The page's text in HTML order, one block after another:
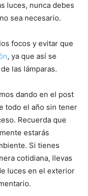
luces, nunca debes
sea necesario.
focos y evitar que
, ya que así se
las lámparas.
dando en el post
todo el año sin tener
Recuerda que
estarás
Si tienes
cotidiana, llevas
luces en el exterior